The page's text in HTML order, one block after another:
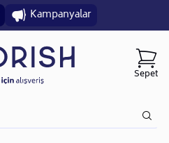
Kampanyalar
Sepet